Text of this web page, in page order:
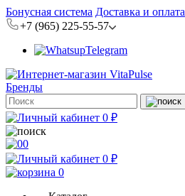
Бонусная система Доставка и оплата
+7 (965) 225-55-57
Telegram
Бренды
0 ₽
0
0 ₽
0